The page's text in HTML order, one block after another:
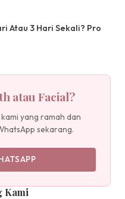
Atau 3 Hari Sekali? Pro
atau Facial?
yang ramah dan
sekarang.
Kami